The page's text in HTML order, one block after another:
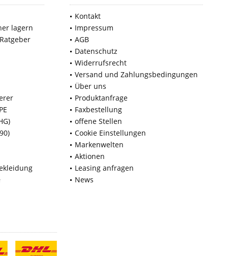
lagern
Kontakt
Impressum
AGB
Datenschutz
Widerrufsrecht
Versand und Zahlungsbedingungen
Über uns
Produktanfrage
Faxbestellung
offene Stellen
Cookie Einstellungen
Markenwelten
Aktionen
Leasing anfragen
News